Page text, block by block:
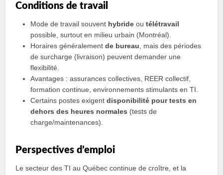
Conditions de travail
Mode de travail souvent hybride outélétravail
possible, surtout en milieu urbain (Montréal).
Horaires généralementde bureau , mais des périodes
de surcharge (livraison) peuvent demander une
flexibilité.
Avantages : assurances collectives, REER collectif,
formation continue, environnements stimulants en TI.
Certains postes exigentdisponibilité pour tests en
dehors des heures normales (tests de
charge/maintenances).
Perspectives d’emploi
Le secteur des TI au Québec continue de croître, et la